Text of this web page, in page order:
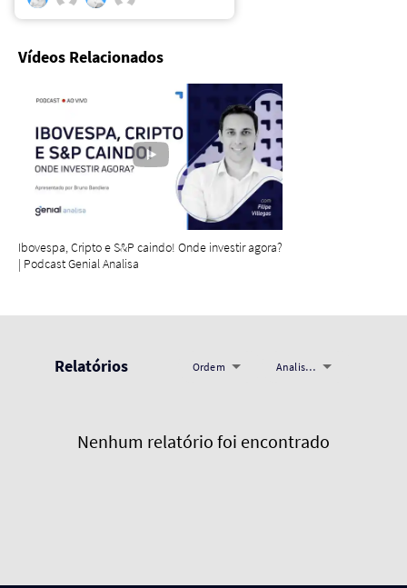
Vídeos Relacionados
Ibovespa, Cripto e S&P caindo! Onde investir agora?
| Podcast Genial Analisa
Relatórios Ordem Analistas
Nenhum relatório foi encontrado